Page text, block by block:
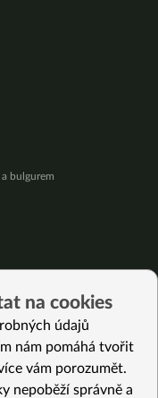
bulgurem
karbanátky a čočková
na cookies
údajů
nám pomáhá tvořit
vám porozumět.
nepoběží správně a